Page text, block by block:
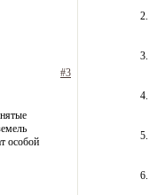
#3
особой